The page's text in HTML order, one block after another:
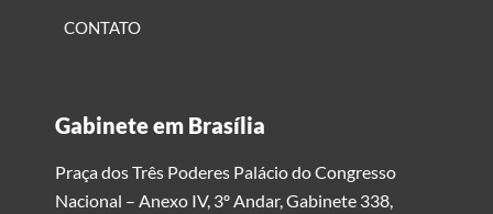
CONTATO
Gabinete em Brasília
Praça dos Três Poderes Palácio do Congresso
Nacional – Anexo IV, 3º Andar, Gabinete 338,